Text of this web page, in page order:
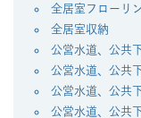
全居室フローリ
全居室収納
公営水道、公共
公営水道、公共
公営水道、公共
公営水道、公共